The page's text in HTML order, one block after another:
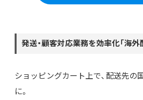
発送・顧客対応業務を効率化「海外
ショッピングカート上で、配送先の
に。